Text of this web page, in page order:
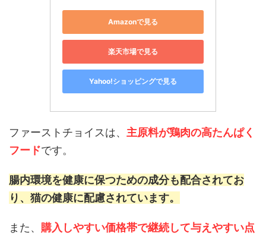
Amazonで見る
楽天市場で見る
Yahoo!ショッピングで見る
ファーストチョイスは、 主原料が鶏肉の高たんぱく
フードです。
腸内環境を健康に保つための成分も配合されてお
り、猫の健康に配慮されています。
また、 購入しやすい価格帯で継続して与えやすい点